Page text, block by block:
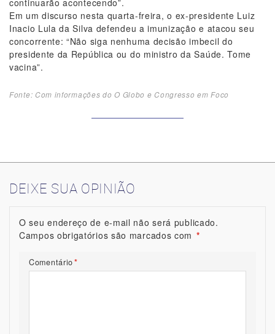
continuarão acontecendo”.
Em um discurso nesta quarta-freira, o ex-presidente Luiz
Inacio Lula da Silva defendeu a imunização e atacou seu
concorrente: “Não siga nenhuma decisão imbecil do
presidente da República ou do ministro da Saúde. Tome
vacina”.
Fonte: Com informações do O Globo e Congresso em Foco
DEIXE SUA OPINIÃO
O seu endereço de e-mail não será publicado.
Campos obrigatórios são marcados com *
Comentário*